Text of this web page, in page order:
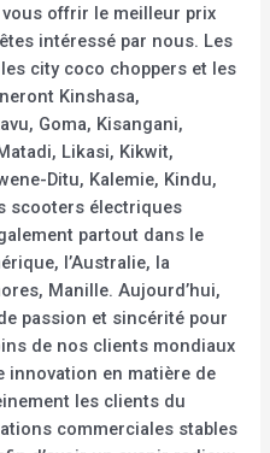
offrir le meilleur prix
intéressé par nous. Les
city coco choppers et les
Kinshasa,
Goma, Kisangani,
Likasi, Kikwit,
Ditu, Kalemie, Kindu,
scooters électriques
partout dans le
l’Australie, la
Manille. Aujourd’hui,
passion et sincérité pour
de nos clients mondiaux
innovation en matière de
les clients du
commerciales stables